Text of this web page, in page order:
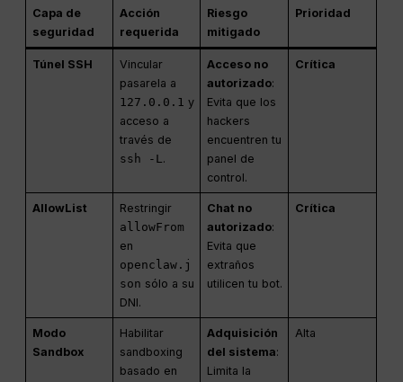
Capa de
seguridad
Acción
requerida
Riesgo
mitigado
Prioridad
Túnel SSH
Vincular
pasarela a
127.0.0.1 y
acceso a
través de
ssh -L.
Acceso no
autorizado:
Evita que los
hackers
encuentren tu
panel de
control.
Crítica
AllowList
Restringir
allowFrom
en
openclaw.j
son sólo a su
DNI.
Chat no
autorizado:
Evita que
extraños
utilicen tu bot.
Crítica
Modo
Sandbox
Habilitar
sandboxing
basado en
Adquisición
del sistema:
Limita la
Alta